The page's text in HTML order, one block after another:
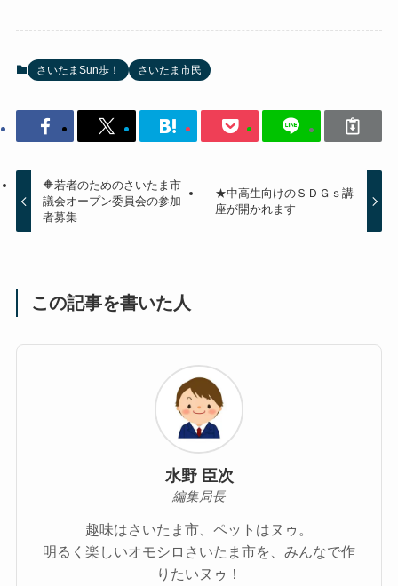
さいたまSun歩！ さいたま市民
🔶若者のためのさいたま市
議会オープン委員会の参加
者募集
★中高生向けのＳＤＧｓ講
座が開かれます
この記事を書いた人
水野 臣次
編集局長
趣味はさいたま市、ペットはヌゥ。
明るく楽しいオモシロさいたま市を、みんなで作
りたいヌゥ！